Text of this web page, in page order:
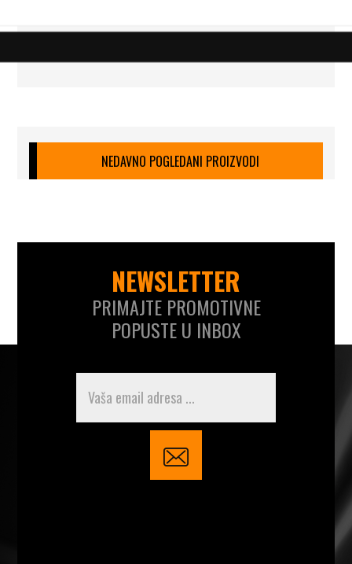
NEDAVNO POGLEDANI PROIZVODI
NEWSLETTER
PRIMAJTE PROMOTIVNE
POPUSTE U INBOX